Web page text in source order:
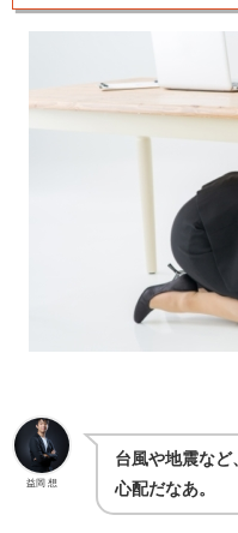
益岡 想
台風や地震など
心配だなあ。